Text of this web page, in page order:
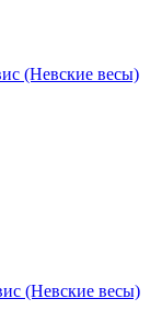
(Невские весы)
(Невские весы)